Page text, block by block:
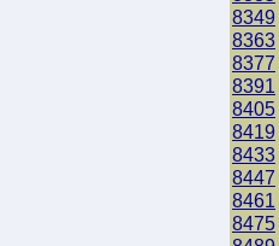
8349
8363
8377
8391
8405
8419
8433
8447
8461
8475